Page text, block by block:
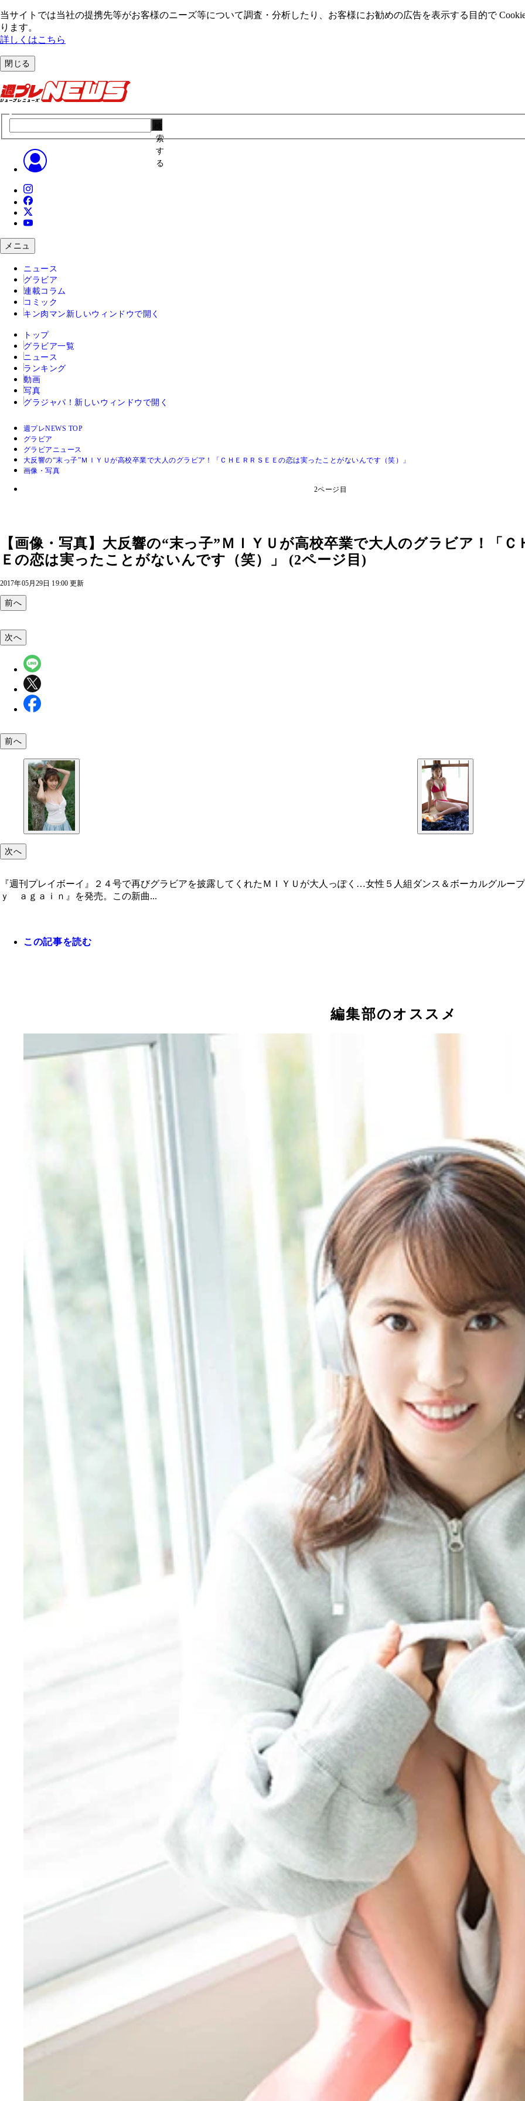
当サイトでは当社の提携先等がお客様のニーズ等について調査・分析したり、お客様にお勧めの広告を表⽰する⽬的で
ります。
詳しくはこちら
閉じる
索
す
る
メニュ
ニュース
グラビア
連載コラム
コミック
キン肉マン 新しいウィンドウで開く
トップ
グラビア一覧
ニュース
ランキング
動画
写真
グラジャパ！ 新しいウィンドウで開く
週プレNEWS TOP
グラビア
グラビアニュース
大反響の“末っ子”ＭＩＹＵが高校卒業で大人のグラビア！「ＣＨＥＲＲＳＥＥの恋は実ったことがないんです（笑）」
画像・写真
2ページ目
【画像・写真】大反響の“末っ子”ＭＩＹＵが高校卒業で大人のグラビア！「Ｃ
Ｅの恋は実ったことがないんです（笑）」 (2ページ目)
2017年05月29日 19:00 更新
前へ
『週刊プレイボーイ』２４号で再びグラビアを披露してくれたＭＩＹＵが大人っぽく…
次へ
前へ
次へ
『週刊プレイボーイ』２４号で再びグラビアを披露してくれたＭＩＹＵが大人っぽく…女性５人組ダンス＆ボーカルグルー
ｙ ａｇａｉｎ』を発売。この新曲...
この記事を読む
編集部のオススメ